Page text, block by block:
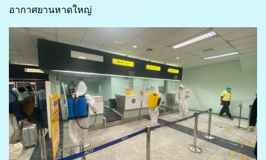
อากาศยานหาดใหญ่